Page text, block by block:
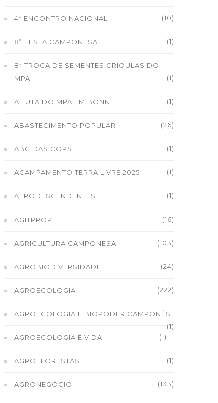
4º ENCONTRO NACIONAL (10)
8ª FESTA CAMPONESA (1)
8ª TROCA DE SEMENTES CRIOULAS DO
MPA
(1)
A LUTA DO MPA EM BONN (1)
ABASTECIMENTO POPULAR (26)
ABC DAS COPS (1)
ACAMPAMENTO TERRA LIVRE 2025 (1)
AFRODESCENDENTES (1)
AGITPROP (16)
AGRICULTURA CAMPONESA (103)
AGROBIODIVERSIDADE (24)
AGROECOLOGIA (222)
AGROECOLOGIA E BIOPODER CAMPONÊS
(1)
AGROECOLOGIA É VIDA
(1)
AGROFLORESTAS (1)
AGRONEGÓCIO (133)